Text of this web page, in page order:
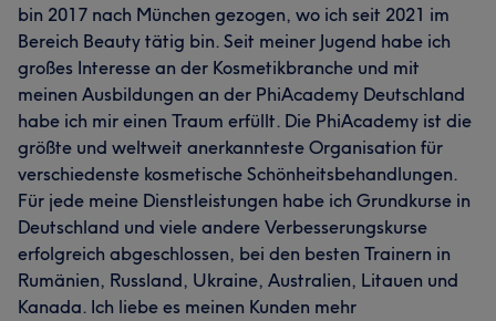
bin 2017 nach München gezogen, wo ich seit 2021 im
Bereich Beauty tätig bin. Seit meiner Jugend habe ich
großes Interesse an der Kosmetikbranche und mit
meinen Ausbildungen an der PhiAcademy Deutschland
habe ich mir einen Traum erfüllt. Die PhiAcademy ist die
größte und weltweit anerkannteste Organisation für
verschiedenste kosmetische Schönheitsbehandlungen.
Für jede meine Dienstleistungen habe ich Grundkurse in
Deutschland und viele andere Verbesserungskurse
erfolgreich abgeschlossen, bei den besten Trainern in
Rumänien, Russland, Ukraine, Australien, Litauen und
Kanada. Ich liebe es meinen Kunden mehr